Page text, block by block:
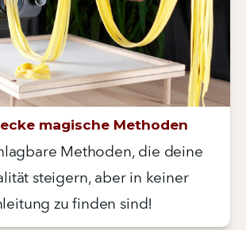
magische Methoden
Methoden, die deine
steigern, aber in keiner
zu finden sind!